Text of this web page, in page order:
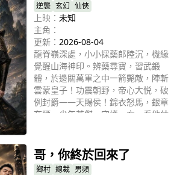
逆襲 玄幻 仙俠
上映： 未知
主角：
更新： 2026-08-04
龍脊嶺深處，小小採藥郎陸沉，機緣
覺醒山海神印。辨藥尋寶，習武鍛
體，於邊關萬軍之中一箭斃敵，陣斬
雲蒙皇子！功震朝野，帝心大悦，破
例封爵——天賜侯！錦衣怒馬，銀章
在腰，少年英傑，守護一方。看他仗
奇！
哥，你終於回來了
鄉村 總裁 男頻